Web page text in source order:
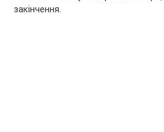
закінчення.